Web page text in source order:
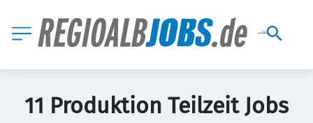
11 Produktion Teilzeit Jobs